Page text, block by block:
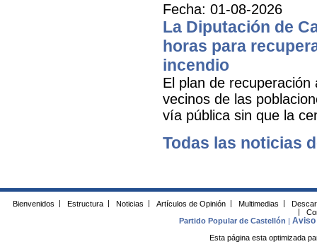
Fecha: 01-08-2026
La Diputación de
horas para
incendio
El plan de
vecinos de las
vía pública sin que la
Todas las noticias
Bienvenidos Estructura Noticias Artículos de Opinión Multimedias
Partido Popular de Castellón
|Aviso
Esta página esta optimizada